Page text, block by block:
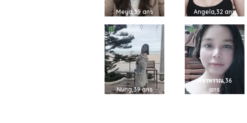
Meya,39 ans Angela,32 ans
Nung,39 ans
พัชรพรรณ,36
ans